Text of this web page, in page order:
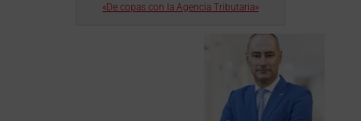
«De copas con la Agencia Tributaria»